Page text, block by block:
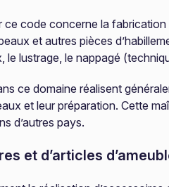
ce code concerne la
et autres pièces
le lustrage, le nappagé
ce domaine réalisent
et leur préparation. Cette
d’autres pays.
et d’articles